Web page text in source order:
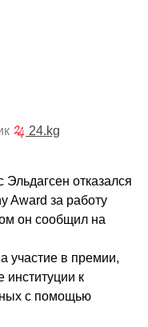
24.kg
отказался
Award за работу
он сообщил на
участие в премии,
институции к
с помощью